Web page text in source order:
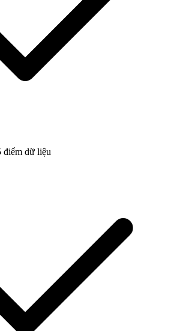
điểm dữ liệu